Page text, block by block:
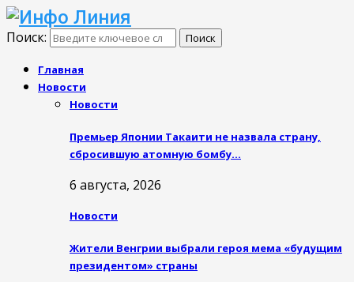
Поиск: Поиск
Главная
Новости
Новости
Премьер Японии Такаити не назвала страну,
сбросившую атомную бомбу…
6 августа, 2026
Новости
Жители Венгрии выбрали героя мема «будущим
президентом» страны